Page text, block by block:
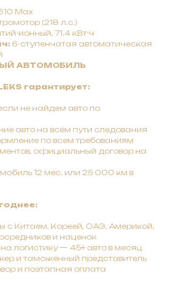
Max
(218 л.с.)
ионный, 71.4 кВт·ч
6-ступенчатая автоматическая
АВТОМОБИЛЬ
гарантирует:
нe нaйдeм авто по
авто на всём пути следования
по всем требованиям
официальный договор на
12 мес. или 25 000 км в
с Китаем, Кореей, ОАЭ, Америкой,
и наценок
логистику — 45+ авто в месяц
и таможенный представитель
и поэтапная оплата